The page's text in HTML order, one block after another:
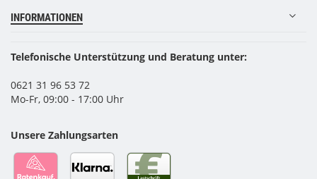
INFORMATIONEN
Telefonische Unterstützung und Beratung unter:
0621 31 96 53 72
Mo-Fr, 09:00 - 17:00 Uhr
Unsere Zahlungsarten